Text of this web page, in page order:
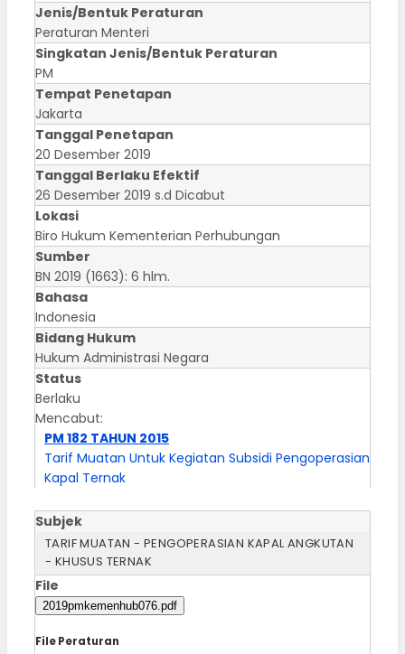
Jenis/Bentuk Peraturan
Peraturan Menteri
Singkatan Jenis/Bentuk Peraturan
PM
Tempat Penetapan
Jakarta
Tanggal Penetapan
20 Desember 2019
Tanggal Berlaku Efektif
26 Desember 2019 s.d Dicabut
Lokasi
Biro Hukum Kementerian Perhubungan
Sumber
BN 2019 (1663): 6 hlm.
Bahasa
Indonesia
Bidang Hukum
Hukum Administrasi Negara
Status
Berlaku
Mencabut:
PM 182 TAHUN 2015
Tarif Muatan Untuk Kegiatan Subsidi Pengoperasian
Kapal Ternak
Subjek
TARIF MUATAN - PENGOPERASIAN KAPAL ANGKUTAN
- KHUSUS TERNAK
File
2019pmkemenhub076.pdf
File Peraturan